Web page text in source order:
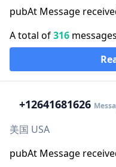
pubAt Message
A total of316
+12641681626
美国 USA
pubAt Message